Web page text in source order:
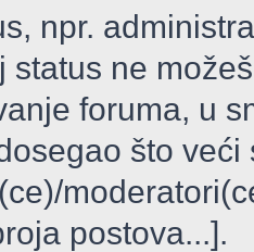
npr.
status ne
foruma, u
što
postova...].